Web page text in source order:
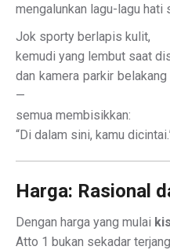
mengalunkan lagu-lagu hati
Jok sporty berlapis kulit,
kemudi yang lembut saat
dan kamera parkir
—
semua membisikkan:
“Di dalam sini, kamu
Harga: Rasional
Dengan harga yang mulai
Atto 1 bukan sekadar